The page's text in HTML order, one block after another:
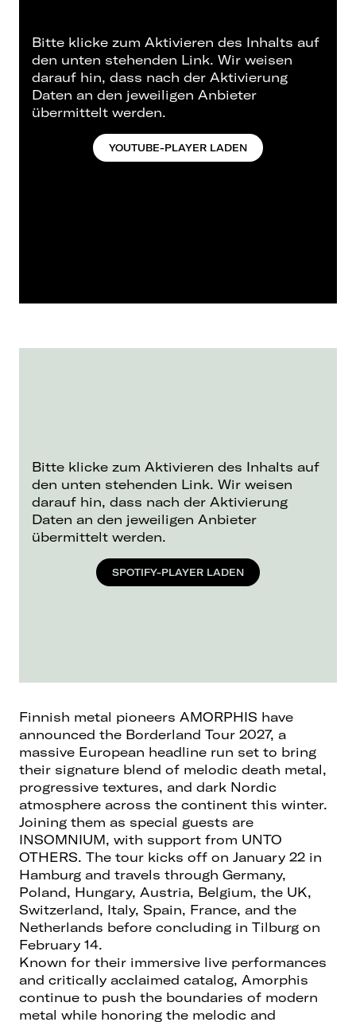
Bitte klicke zum Aktivieren des Inhalts auf
den unten stehenden Link. Wir weisen
darauf hin, dass nach der Aktivierung
Daten an den jeweiligen Anbieter
übermittelt werden.
YOUTUBE-PLAYER LADEN
Bitte klicke zum Aktivieren des Inhalts auf
den unten stehenden Link. Wir weisen
darauf hin, dass nach der Aktivierung
Daten an den jeweiligen Anbieter
übermittelt werden.
SPOTIFY-PLAYER LADEN
Finnish metal pioneers AMORPHIS have
announced the Borderland Tour 2027, a
massive European headline run set to bring
their signature blend of melodic death metal,
progressive textures, and dark Nordic
atmosphere across the continent this winter.
Joining them as special guests are
INSOMNIUM, with support from UNTO
OTHERS. The tour kicks off on January 22 in
Hamburg and travels through Germany,
Poland, Hungary, Austria, Belgium, the UK,
Switzerland, Italy, Spain, France, and the
Netherlands before concluding in Tilburg on
February 14.
Known for their immersive live performances
and critically acclaimed catalog, Amorphis
continue to push the boundaries of modern
metal while honoring the melodic and